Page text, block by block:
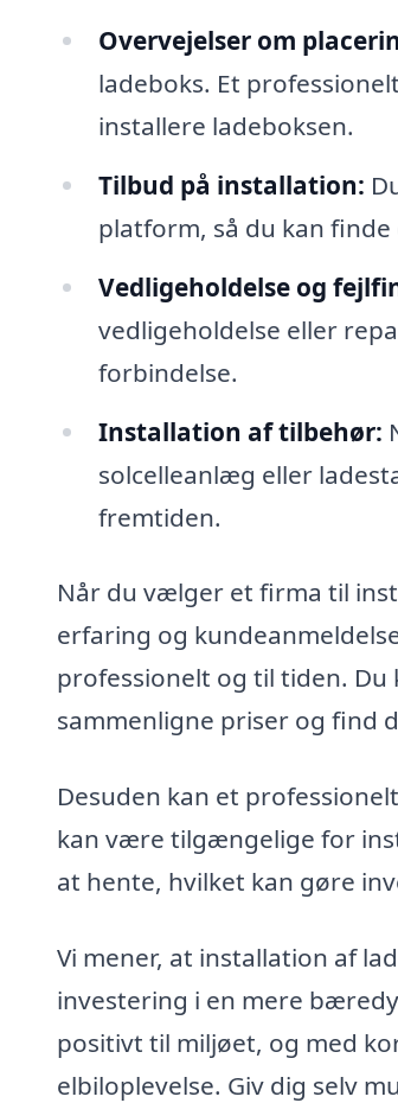
Overvejelser om
ladeboks. Et
installere ladeboksen.
Tilbud på installation:
platform, så du kan
Vedligeholdelse og
vedligeholdelse eller
forbindelse.
Installation af tilbehør:
solcelleanlæg eller
fremtiden.
Når du vælger et firma til
erfaring og
professionelt og til tiden. Du
sammenligne priser og find
Desuden kan et
kan være tilgængelige for
at hente, hvilket kan gøre
Vi mener, at installation af
investering i en mere
positivt til miljøet, og med
elbiloplevelse. Giv dig selv